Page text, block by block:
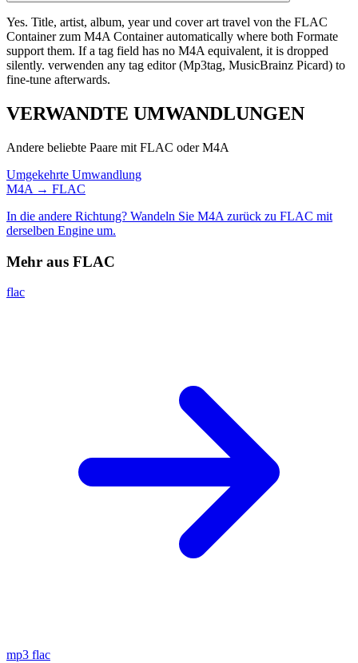
Yes. Title, artist, album, year und cover art travel von the FLAC
Container zum M4A Container automatically where both Formate
support them. If a tag field has no M4A equivalent, it is dropped
silently. verwenden any tag editor (Mp3tag, MusicBrainz Picard) to
fine-tune afterwards.
VERWANDTE UMWANDLUNGEN
Andere beliebte Paare mit FLAC oder M4A
Umgekehrte Umwandlung
M4A → FLAC
In die andere Richtung? Wandeln Sie M4A zurück zu FLAC mit
derselben Engine um.
Mehr aus FLAC
flac
mp3 flac